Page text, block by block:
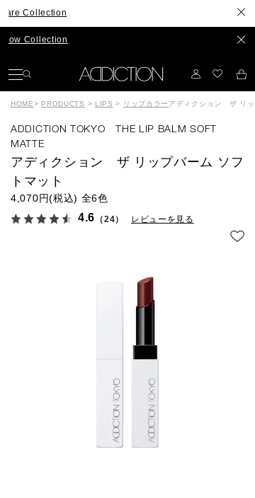
Collection
Collection
HOME> PRODUCTS > LIPS > リップカラー アディクション ザ リ
ADDICTION TOKYO THE LIP BALM SOFT
MATTE
アディクション ザ リップバーム ソフ
トマット
4,070円(税込) 全6色
4.6 （24） レビューを見る